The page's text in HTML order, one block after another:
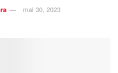
mai 30, 2023